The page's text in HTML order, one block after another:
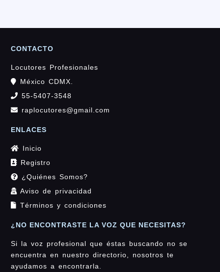
CONTACTO
Locutores Profesionales
México CDMX.
55-5407-3548
raplocutores@gmail.com
ENLACES
Inicio
Registro
¿Quiénes Somos?
Aviso de privacidad
Términos y condiciones
¿NO ENCONTRASTE LA VOZ QUE NECESITAS?
Si la voz profesional que éstas buscando no se
encuentra en nuestro directorio, nosotros te
ayudamos a encontrarla.